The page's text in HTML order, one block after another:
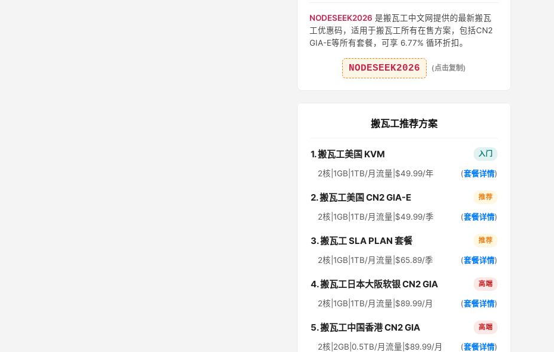
NODESEEK2026 是搬瓦工中文网提供的最新搬瓦
工优惠码，适用于搬瓦工所有在售方案，包括CN2
GIA-E等所有套餐，可享 6.77% 循环折扣。
NODESEEK2026 (点击复制)
搬瓦工推荐方案
1. 搬瓦工美国 KVM 入门
2核|1GB|1TB/月流量|$49.99/年 (套餐详情)
2. 搬瓦工美国 CN2 GIA-E 推荐
2核|1GB|1TB/月流量|$49.99/季 (套餐详情)
3. 搬瓦工 SLA PLAN 套餐 推荐
2核|1GB|1TB/月流量|$65.89/季 (套餐详情)
4. 搬瓦工日本大阪软银 CN2 GIA 高端
2核|1GB|1TB/月流量|$89.99/月 (套餐详情)
5. 搬瓦工中国香港 CN2 GIA 高端
2核|2GB|0.5TB/月流量|$89.99/月 (套餐详情)